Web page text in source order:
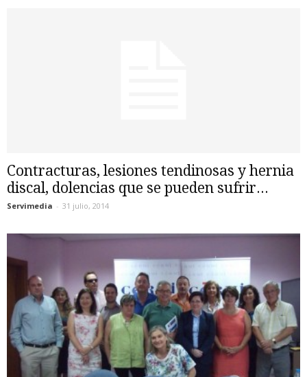
Contracturas, lesiones tendinosas y hernia
discal, dolencias que se pueden sufrir...
Servimedia - 31 julio, 2014